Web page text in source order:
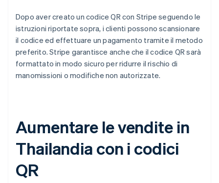
Dopo aver creato un codice QR con Stripe seguendo le
istruzioni riportate sopra, i clienti possono scansionare
il codice ed effettuare un pagamento tramite il metodo
preferito. Stripe garantisce anche che il codice QR sarà
formattato in modo sicuro per ridurre il rischio di
manomissioni o modifiche non autorizzate.
Aumentare le vendite in
Thailandia con i codici
QR